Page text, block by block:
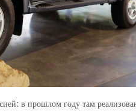
в прошлом году там